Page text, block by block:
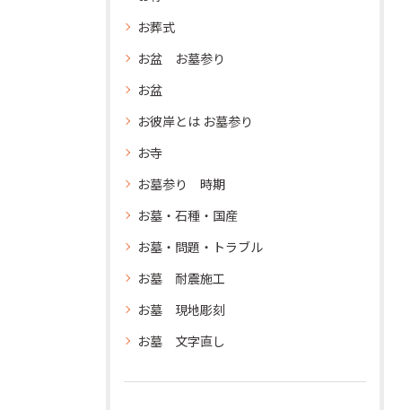
お葬式
お盆 お墓参り
お盆
お彼岸とは お墓参り
お寺
お墓参り 時期
お墓・石種・国産
お墓・問題・トラブル
お墓 耐震施工
お墓 現地彫刻
お墓 文字直し